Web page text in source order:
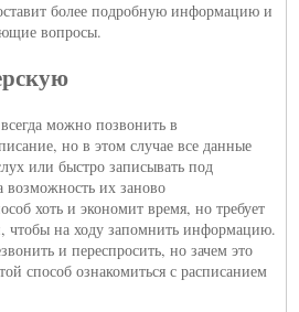
более подробную информацию и
вопросы.
можно позвонить в
но в этом случае все данные
или быстро записывать под
их заново
хоть и экономит время, но требует
чтобы на ходу запомнить информацию.
и переспросить, но зачем это
способ ознакомиться с расписанием